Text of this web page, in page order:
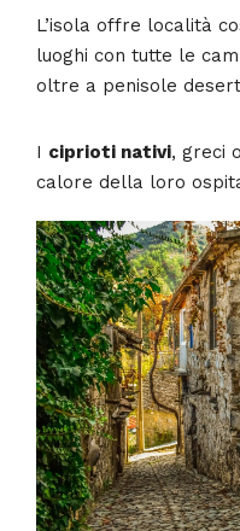
L’isola offre località
luoghi con tutte le
oltre a penisole
I ciprioti nativi, greci
calore della loro